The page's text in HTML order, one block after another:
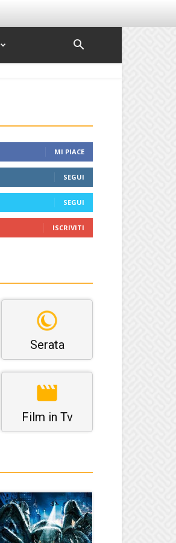
MI PIACE
SEGUI
SEGUI
ISCRIVITI
Serata
Film in Tv